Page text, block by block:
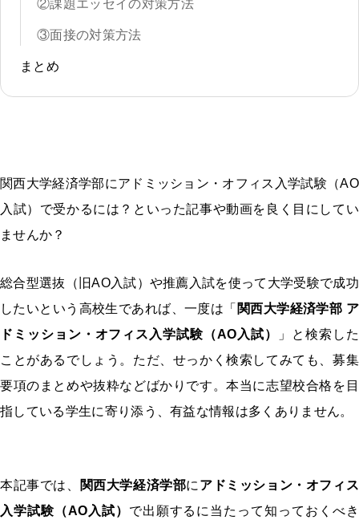
②課題エッセイの対策方法
③面接の対策方法
まとめ
関西大学経済学部にアドミッション・オフィス入学試験（AO
入試）で受かるには？といった記事や動画を良く目にしてい
ませんか？
総合型選抜（旧AO入試）や推薦入試を使って大学受験で成功
したいという高校生であれば、一度は「 関西大学経済学部 ア
ドミッション・オフィス入学試験（AO入試）
」と検索した
ことがあるでしょう。ただ、せっかく検索してみても、募集
要項のまとめや抜粋などばかりです。本当に志望校合格を目
指している学生に寄り添う、有益な情報は多くありません。
本記事では、 関西大学経済学部に アドミッション・オフィス
入学試験（AO入試） で出願するに当たって知っておくべき